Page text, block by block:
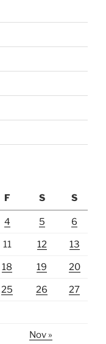
F S S
4 5 6
11 12 13
18 19 20
25 26 27
Nov »